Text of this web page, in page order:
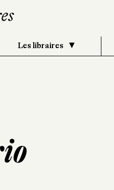
Les libraires